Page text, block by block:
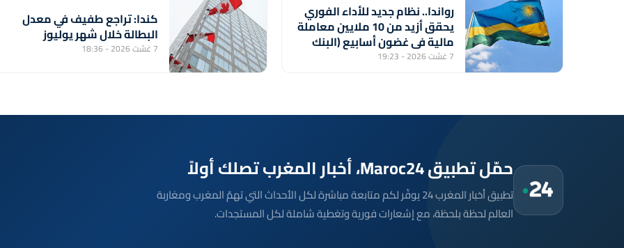
رواندا.. نظام جديد للأداء الفوري
يحقق أزيد من 10 ملايين معاملة
مالية في غضون أسابيع (البنك
المركزي)
7 غشت 2026 - 19:23
كندا: تراجع طفيف في معدل
البطالة خلال شهر يوليوز
7 غشت 2026 - 18:36
حمّل تطبيق Maroc24، أخبار المغرب تصلك أولاً
تطبيق أخبار المغرب 24 يوفّر لكم متابعة مباشرة لكل الأحداث التي تهمّ المغرب ومغاربة
العالم لحظة بلحظة، مع إشعارات فورية وتغطية شاملة لكل المستجدات.